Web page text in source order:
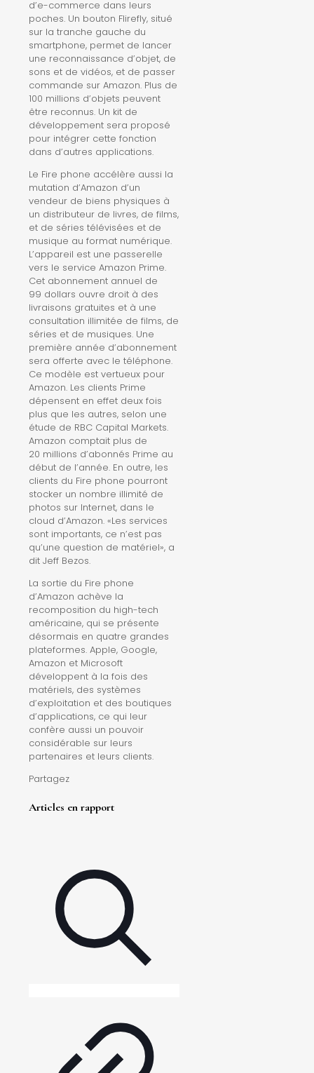
d’e-commerce dans leurs
poches. Un bouton Flirefly, situé
sur la tranche gauche du
smartphone, permet de lancer
une reconnaissance d’objet, de
sons et de vidéos, et de passer
commande sur Amazon. Plus de
100 millions d’objets peuvent
être reconnus. Un kit de
développement sera proposé
pour intégrer cette fonction
dans d’autres applications.
Le Fire phone accélère aussi la
mutation d’Amazon d’un
vendeur de biens physiques à
un distributeur de livres, de films,
et de séries télévisées et de
musique au format numérique.
L’appareil est une passerelle
vers le service Amazon Prime.
Cet abonnement annuel de
99 dollars ouvre droit à des
livraisons gratuites et à une
consultation illimitée de films, de
séries et de musiques. Une
première année d’abonnement
sera offerte avec le téléphone.
Ce modèle est vertueux pour
Amazon. Les clients Prime
dépensent en effet deux fois
plus que les autres, selon une
étude de RBC Capital Markets.
Amazon comptait plus de
20 millions d’abonnés Prime au
début de l’année. En outre, les
clients du Fire phone pourront
stocker un nombre illimité de
photos sur Internet, dans le
cloud d’Amazon. «Les services
sont importants, ce n’est pas
qu’une question de matériel», a
dit Jeff Bezos.
La sortie du Fire phone
d’Amazon achève la
recomposition du high-tech
américaine, qui se présente
désormais en quatre grandes
plateformes. Apple, Google,
Amazon et Microsoft
développent à la fois des
matériels, des systèmes
d’exploitation et des boutiques
d’applications, ce qui leur
confère aussi un pouvoir
considérable sur leurs
partenaires et leurs clients.
Partagez
Articles en rapport